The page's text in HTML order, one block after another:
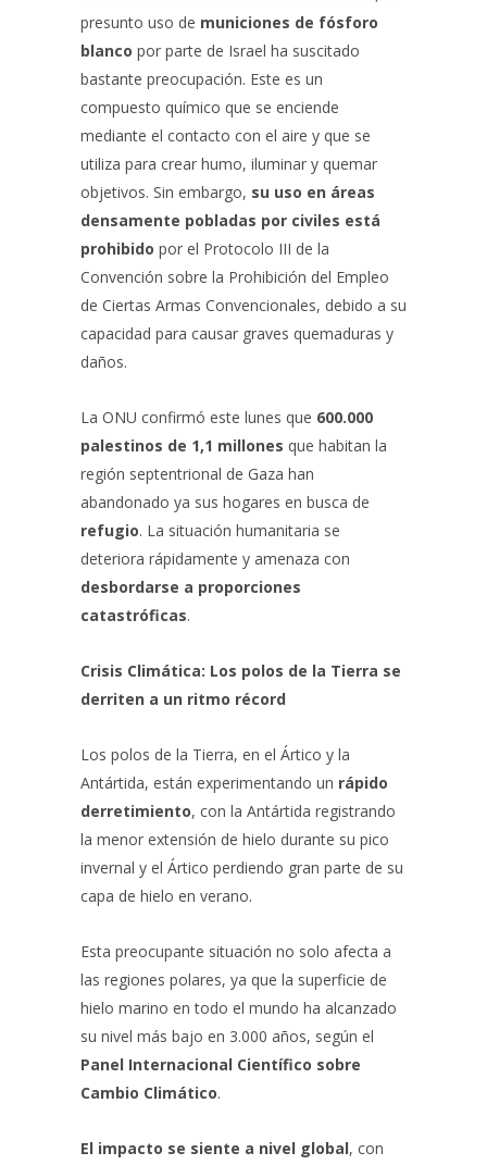
presunto uso de municiones de fósforo
blanco por parte de Israel ha suscitado
bastante preocupación. Este es un
compuesto químico que se enciende
mediante el contacto con el aire y que se
utiliza para crear humo, iluminar y quemar
objetivos. Sin embargo, su uso en áreas
densamente pobladas por civiles está
prohibido por el Protocolo III de la
Convención sobre la Prohibición del Empleo
de Ciertas Armas Convencionales, debido a su
capacidad para causar graves quemaduras y
daños.
La ONU confirmó este lunes que 600.000
palestinos de 1,1 millones que habitan la
región septentrional de Gaza han
abandonado ya sus hogares en busca de
refugio. La situación humanitaria se
deteriora rápidamente y amenaza con
desbordarse a proporciones
catastróficas.
Crisis Climática: Los polos de la Tierra se
derriten a un ritmo récord
Los polos de la Tierra, en el Ártico y la
Antártida, están experimentando un rápido
derretimiento, con la Antártida registrando
la menor extensión de hielo durante su pico
invernal y el Ártico perdiendo gran parte de su
capa de hielo en verano.
Esta preocupante situación no solo afecta a
las regiones polares, ya que la superficie de
hielo marino en todo el mundo ha alcanzado
su nivel más bajo en 3.000 años, según el
Panel Internacional Científico sobre
Cambio Climático.
El impacto se siente a nivel global, con